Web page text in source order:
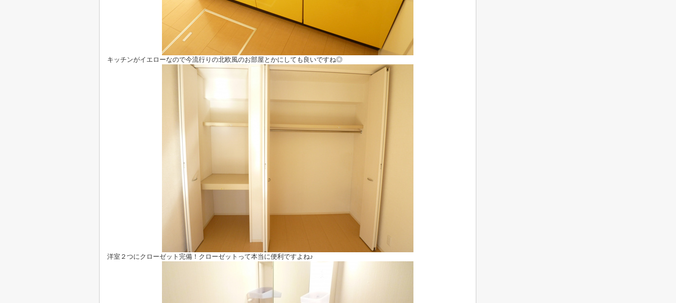
キッチンがイエローなので今流行りの北欧風のお部屋とかにしても良いですね◎
洋室２つにクローゼット完備！クローゼットって本当に便利ですよね♪